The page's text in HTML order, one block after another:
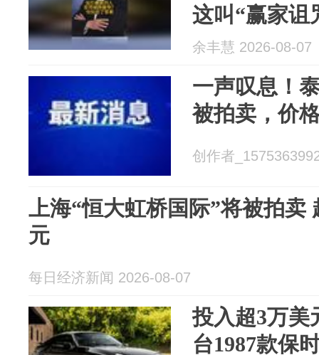
这叫“赢家诅
余丰慧 2026-08-07
一声叹息！
被拍卖，价
创作者
上海“恒大虹桥国际”将被拍卖
元
每日经济新闻 2026-08-07
投入超3万美
台1987款保